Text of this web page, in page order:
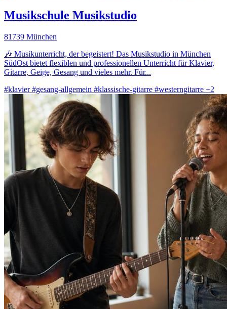
Musikschule Musikstudio
81739 München
🎶 Musikunterricht, der begeistert! Das Musikstudio in München
SüdOst bietet flexiblen und professionellen Unterricht für Klavier,
Gitarre, Geige, Gesang und vieles mehr. Für...
#klavier #gesang-allgemein #klassische-gitarre #westerngitarre +2